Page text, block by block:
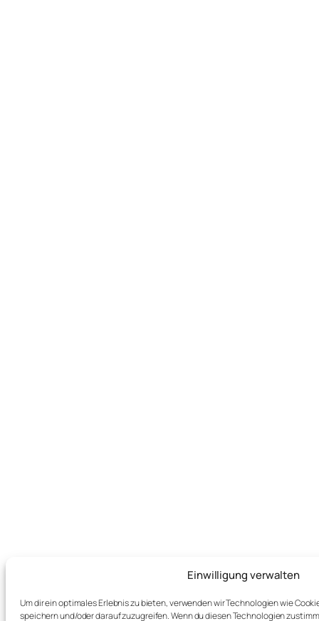
Einwilligung verwalten
Um dir ein optimales Erlebnis zu bieten, verwenden wir Technologien wie
speichern und/oder darauf zuzugreifen. Wenn du diesen Technologien